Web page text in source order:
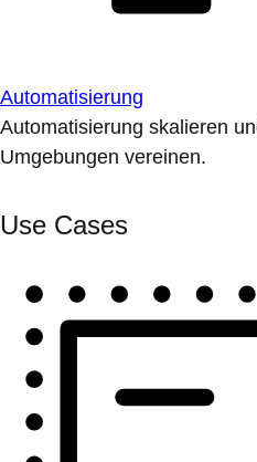
Automatisierung
Automatisierung skalieren
Umgebungen vereinen.
Use Cases